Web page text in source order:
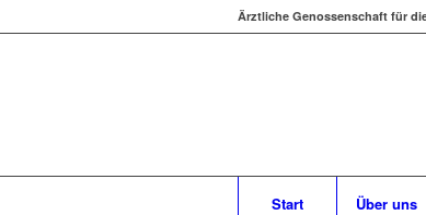
Ärztliche Genossenschaft für
Start Über uns